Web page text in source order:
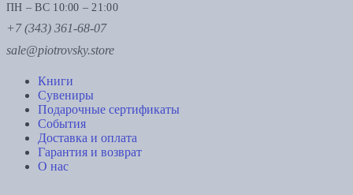
ПН – ВС 10:00 – 21:00
+7 (343) 361-68-07
sale@piotrovsky.store
Книги
Сувениры
Подарочные сертификаты
События
Доставка и оплата
Гарантия и возврат
О нас